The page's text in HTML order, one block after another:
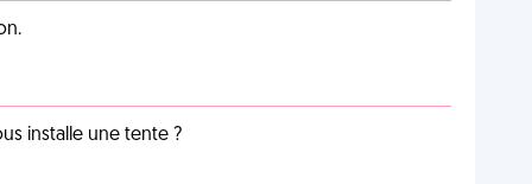
installe une tente ?